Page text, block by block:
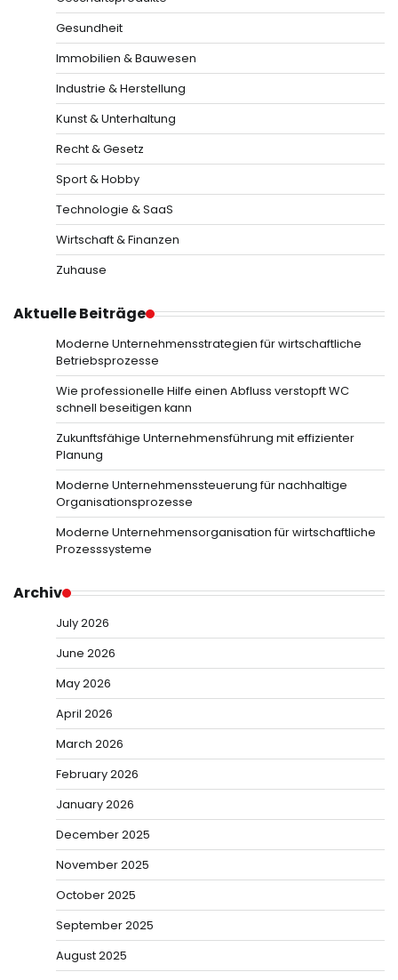
Gesundheit
Immobilien & Bauwesen
Industrie & Herstellung
Kunst & Unterhaltung
Recht & Gesetz
Sport & Hobby
Technologie & SaaS
Wirtschaft & Finanzen
Zuhause
Aktuelle Beiträge
Moderne Unternehmensstrategien für wirtschaftliche
Betriebsprozesse
Wie professionelle Hilfe einen Abfluss verstopft WC
schnell beseitigen kann
Zukunftsfähige Unternehmensführung mit effizienter
Planung
Moderne Unternehmenssteuerung für nachhaltige
Organisationsprozesse
Moderne Unternehmensorganisation für wirtschaftliche
Prozesssysteme
Archiv
July 2026
June 2026
May 2026
April 2026
March 2026
February 2026
January 2026
December 2025
November 2025
October 2025
September 2025
August 2025